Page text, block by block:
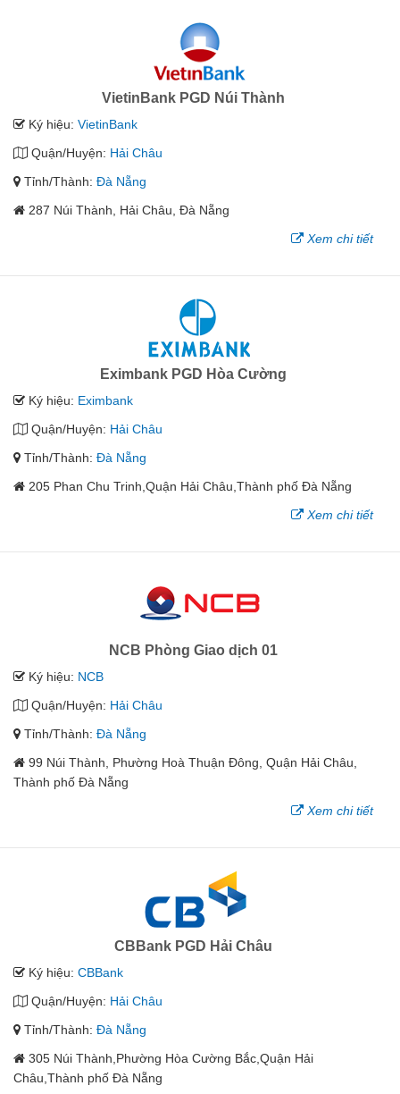
VietinBank PGD Núi Thành
Ký hiệu: VietinBank
Quận/Huyện: Hải Châu
Tỉnh/Thành: Đà Nẵng
287 Núi Thành, Hải Châu, Đà Nẵng
Xem chi tiết
Eximbank PGD Hòa Cường
Ký hiệu: Eximbank
Quận/Huyện: Hải Châu
Tỉnh/Thành: Đà Nẵng
205 Phan Chu Trinh,Quận Hải Châu,Thành phố Đà Nẵng
Xem chi tiết
NCB Phòng Giao dịch 01
Ký hiệu: NCB
Quận/Huyện: Hải Châu
Tỉnh/Thành: Đà Nẵng
99 Núi Thành, Phường Hoà Thuận Đông, Quận Hải Châu,
Thành phố Đà Nẵng
Xem chi tiết
CBBank PGD Hải Châu
Ký hiệu: CBBank
Quận/Huyện: Hải Châu
Tỉnh/Thành: Đà Nẵng
305 Núi Thành,Phường Hòa Cường Bắc,Quận Hải
Châu,Thành phố Đà Nẵng